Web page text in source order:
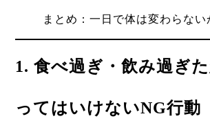
まとめ：一日で体は変わらない
1. 食べ過ぎ・飲み過ぎ
ってはいけないNG行動